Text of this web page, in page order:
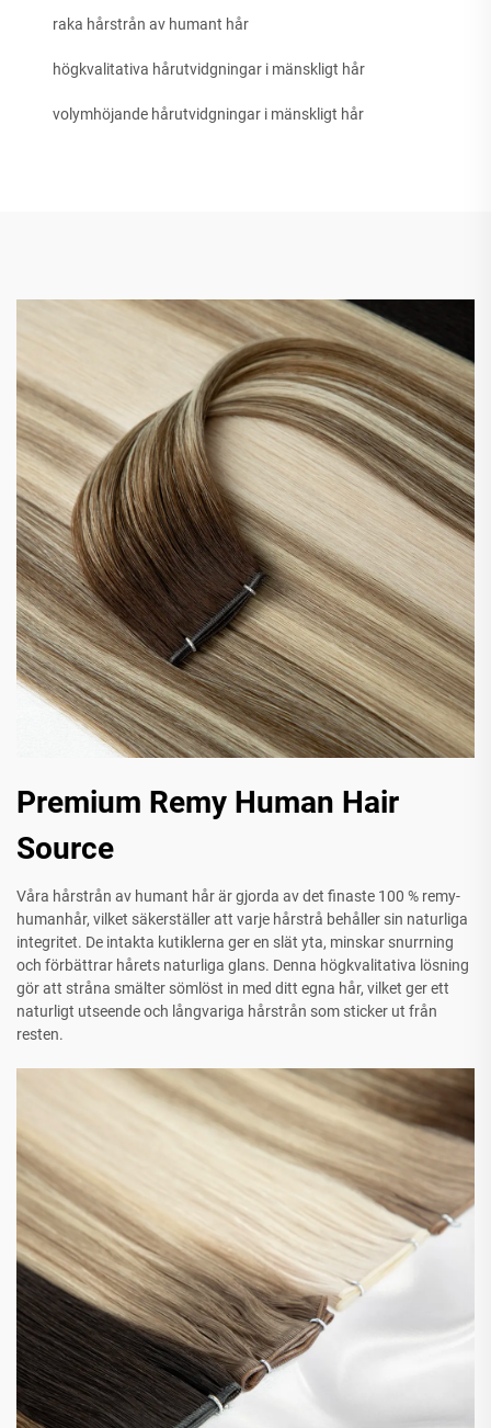
raka hårstrån av humant hår
högkvalitativa hårutvidgningar i mänskligt hår
volymhöjande hårutvidgningar i mänskligt hår
Premium Remy Human Hair
Source
Våra hårstrån av humant hår är gjorda av det finaste 100 % remy-
humanhår, vilket säkerställer att varje hårstrå behåller sin naturliga
integritet. De intakta kutiklerna ger en slät yta, minskar snurrning
och förbättrar hårets naturliga glans. Denna högkvalitativa lösning
gör att stråna smälter sömlöst in med ditt egna hår, vilket ger ett
naturligt utseende och långvariga hårstrån som sticker ut från
resten.